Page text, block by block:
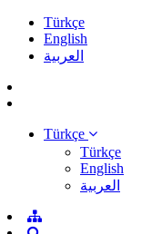
Türkçe
English
العربية
Türkçe
Türkçe
English
العربية